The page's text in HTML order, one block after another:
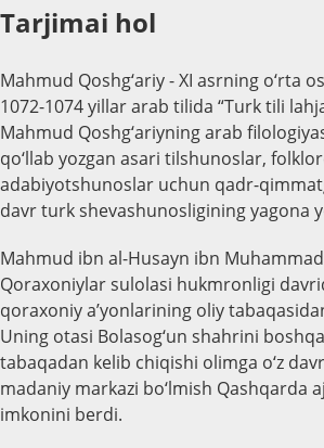
Tarjimai hol
Mahmud Qoshg‘ariy - XI asrning o‘rta
1072-1074 yillar arab tilida “Turk tili
Mahmud Qoshg‘ariyning arab
qo‘llab yozgan asari tilshunoslar,
adabiyotshunoslar uchun qadr-
davr turk shevashunosligining yagona
Mahmud ibn al-Husayn ibn Muhammad
Qoraxoniylar sulolasi hukmronligi
qoraxoniy a’yonlarining oliy
Uning otasi Bolasog‘un shahrini
tabaqadan kelib chiqishi olimga o‘z
madaniy markazi bo‘lmish Qashqarda
imkonini berdi.